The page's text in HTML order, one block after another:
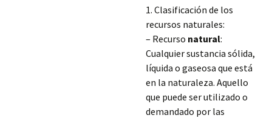
1. Clasificación de los
recursos naturales:
– Recurso natural:
Cualquier sustancia sólida,
líquida o gaseosa que está
en la naturaleza. Aquello
que puede ser utilizado o
demandado por las